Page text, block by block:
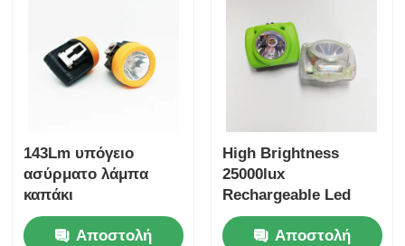
143Lm υπόγειο
ασύρματο λάμπα
καπάκι
Αποστολή
High Brightness
25000lux
Rechargeable Led
Wireless Mining
Helmet Lamps Mining
Αποστολή